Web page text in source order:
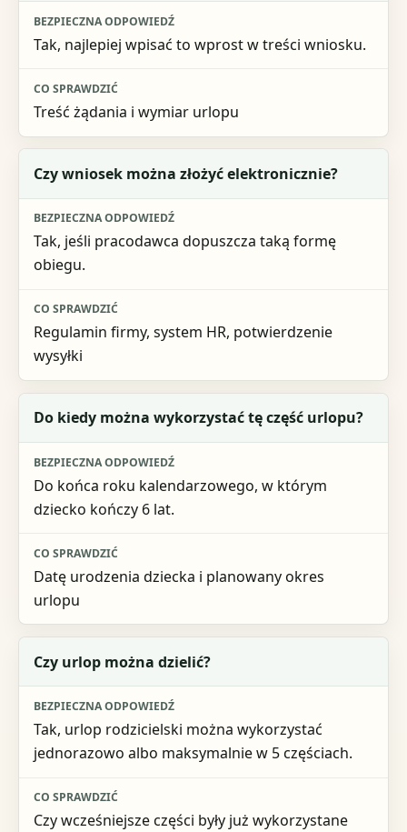
Bezpieczna odpowiedź
Co sprawdzić
Tak, najlepiej wpisać to wprost w treści wniosku.
Treść żądania i wymiar urlopu
Czy wniosek można złożyć elektronicznie?
Tak, jeśli pracodawca dopuszcza taką formę
obiegu.
Regulamin firmy, system HR, potwierdzenie
wysyłki
Do kiedy można wykorzystać tę część urlopu?
Do końca roku kalendarzowego, w którym
dziecko kończy 6 lat.
Datę urodzenia dziecka i planowany okres
urlopu
Czy urlop można dzielić?
Tak, urlop rodzicielski można wykorzystać
jednorazowo albo maksymalnie w 5 częściach.
Czy wcześniejsze części były już wykorzystane